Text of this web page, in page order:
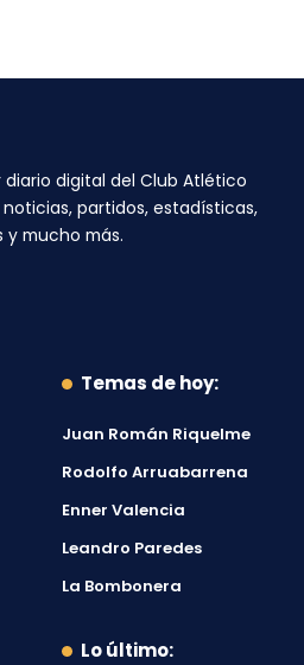
diario digital del Club Atlético
noticias, partidos, estadísticas,
mucho más.
Temas de hoy:
Juan Román Riquelme
Rodolfo Arruabarrena
Enner Valencia
Leandro Paredes
La Bombonera
Lo último: